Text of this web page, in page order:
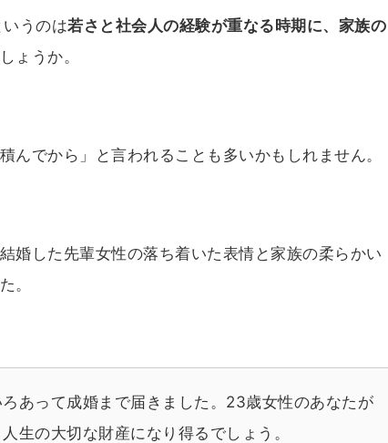
うのは若さと社会人の経験が重なる時期に、家族の
ょうか。
んでから」と言われることも多いかもしれません。
婚した先輩女性の落ち着いた表情と家族の柔らかい
。
あって成婚まで届きました。23歳女性のあなたが
生の大切な財産になり得るでしょう。